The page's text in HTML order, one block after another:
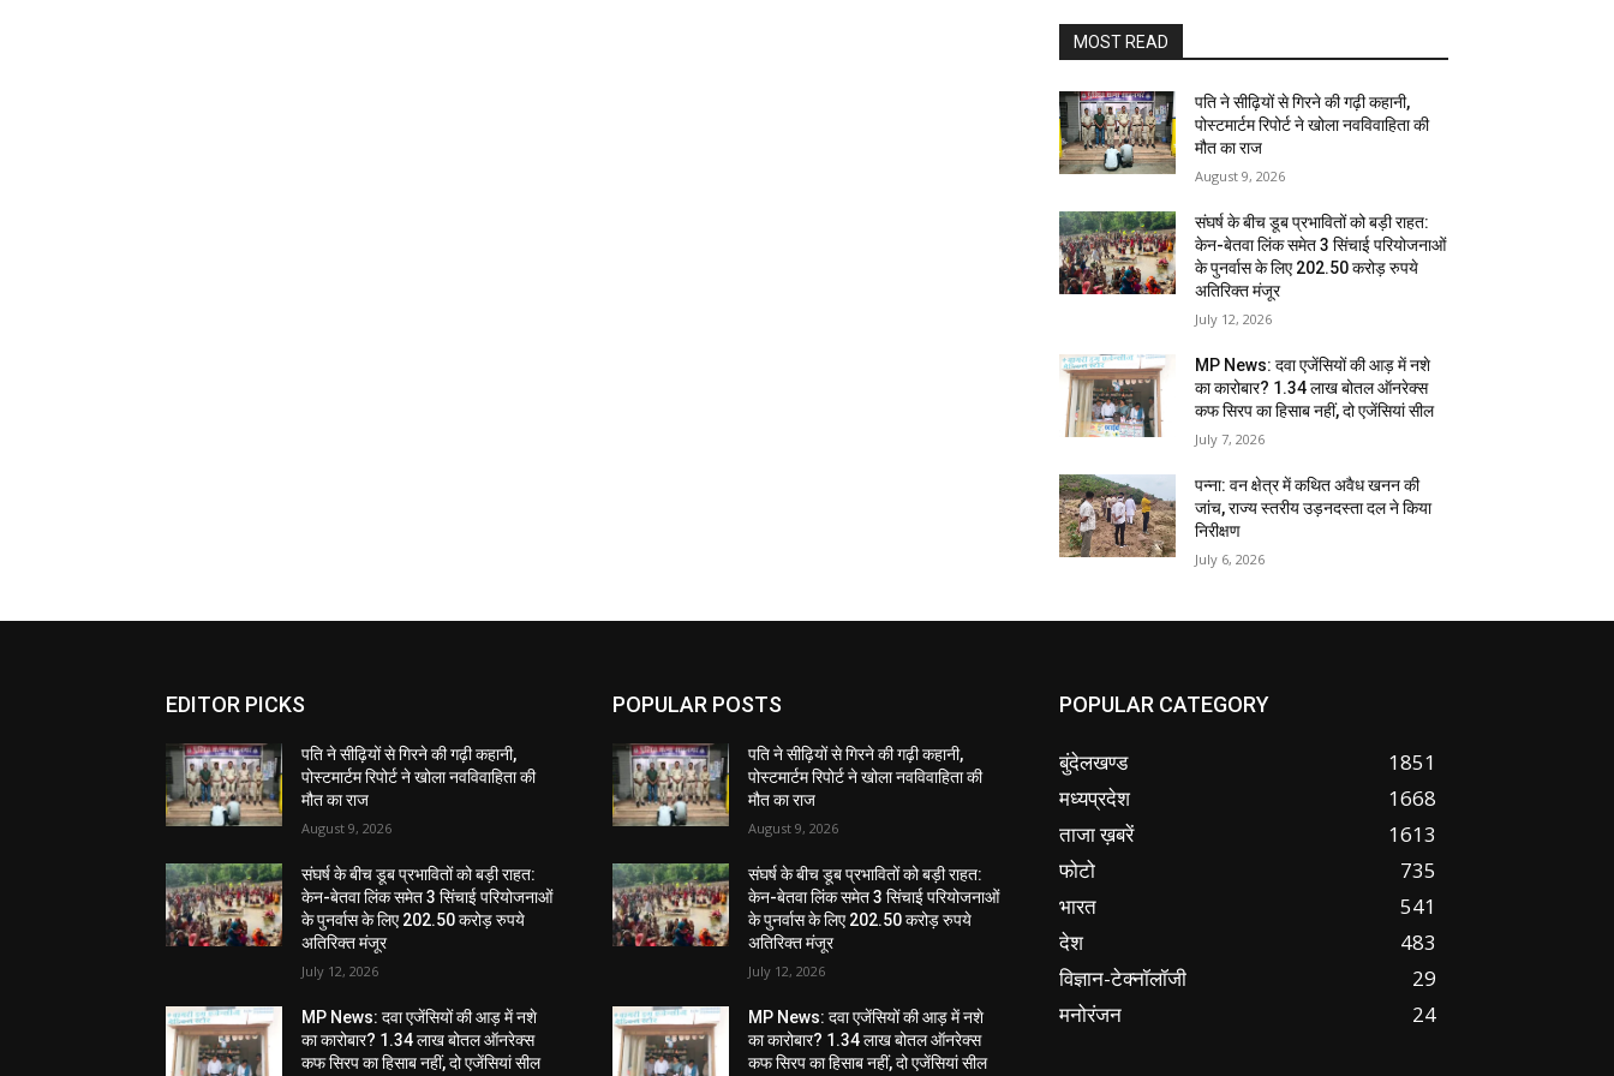
MOST READ
पति ने सीढ़ियों से गिरने की गढ़ी कहानी,
पोस्टमार्टम रिपोर्ट ने खोला नवविवाहिता की
मौत का राज
August 9, 2026
संघर्ष के बीच डूब प्रभावितों को बड़ी राहत:
केन-बेतवा लिंक समेत 3 सिंचाई परियोजनाओं
के पुनर्वास के लिए 202.50 करोड़ रुपये
अतिरिक्त मंजूर
July 12, 2026
MP News: दवा एजेंसियों की आड़ में नशे
का कारोबार? 1.34 लाख बोतल ऑनरेक्स
कफ सिरप का हिसाब नहीं, दो एजेंसियां सील
July 7, 2026
पन्ना: वन क्षेत्र में कथित अवैध खनन की
जांच, राज्य स्तरीय उड़नदस्ता दल ने किया
निरीक्षण
July 6, 2026
EDITOR PICKS
पति ने सीढ़ियों से गिरने की गढ़ी कहानी,
पोस्टमार्टम रिपोर्ट ने खोला नवविवाहिता की
मौत का राज
August 9, 2026
संघर्ष के बीच डूब प्रभावितों को बड़ी राहत:
केन-बेतवा लिंक समेत 3 सिंचाई परियोजनाओं
के पुनर्वास के लिए 202.50 करोड़ रुपये
अतिरिक्त मंजूर
July 12, 2026
MP News: दवा एजेंसियों की आड़ में नशे
का कारोबार? 1.34 लाख बोतल ऑनरेक्स
कफ सिरप का हिसाब नहीं, दो एजेंसियां सील
POPULAR POSTS
पति ने सीढ़ियों से गिरने की गढ़ी कहानी,
पोस्टमार्टम रिपोर्ट ने खोला नवविवाहिता की
मौत का राज
August 9, 2026
संघर्ष के बीच डूब प्रभावितों को बड़ी राहत:
केन-बेतवा लिंक समेत 3 सिंचाई परियोजनाओं
के पुनर्वास के लिए 202.50 करोड़ रुपये
अतिरिक्त मंजूर
July 12, 2026
MP News: दवा एजेंसियों की आड़ में नशे
का कारोबार? 1.34 लाख बोतल ऑनरेक्स
कफ सिरप का हिसाब नहीं, दो एजेंसियां सील
POPULAR CATEGORY
बुंदेलखण्ड
1851
मध्यप्रदेश
1668
ताजा ख़बरें
1613
फोटो
735
भारत
541
देश
483
विज्ञान-टेक्नॉलॉजी
29
मनोरंजन
24